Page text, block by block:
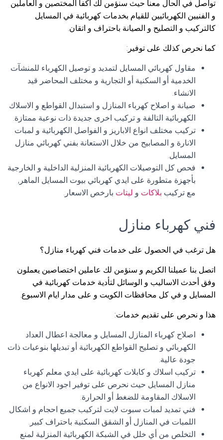
تواصل في الحال معنا حيث سنؤمن لك اكفأ المختصين و العاملين
و الفنيين الكهربائيين للقيام بخدمات كهربائية في المسايل
كالتركيب و التصليح و الصيانة باحتراف و اتقان.
كما نحرص كذلك على توفير:
مقاول كهربائي المسايل لتمديد و توصيل الكهرباء للمنشآت
الخدمية أو السكنية أو التجارية و مختلف المحاضر قيد
الانشاء.
صيانة و اصلاح كهرباء المنازل و استبدال القواطع و الاسلاك
الكهربائية التالفة و تركيب اخرى جديدة ذات نوعية ممتازة.
تركيب مختلف انواع الاباريز و الفواصل الكهربائية و لمبات
الانارة و المصابيح من خلال الاستعانة بفني كهربائي منازل
المسايل.
فحص كل التوصيلات الكهربائية المنزلية الداخلية و الخارجية
بأجهزة متطورة على ايدي كهربائي بيوت المسايل الماهر,
مع تركيب بلاكات و ليتات بارخص الاسعار.
فني كهرباء منازل
هل ترغب في الحصول على خدمات فني كهرباء منازل؟
اتصل بنا عميلنا الكريم و سنؤمن لك عاملين اختصاصين يعملون
وفق أحدث الاساليب و الوسائل لتأدية خدمات كهربائية في
المسايل و في كل محافظات الكويت و على مدار ايام الاسبوع.
هذا و نحرص على تقديم خدمات:
اصلاح كهرباء المنازل المسايل و معالجة اعطال العداد
الكهربائي و تصليح القواطع الكهربائية أو تبديلها بنوعيات ذات
جودة عالية.
تركيب اسلاك و كابلات كهربائية على ايدي معلم كهرباء
منازل المسايل حيث نحرص على توفير اجود الانواع من
الاسلاك المقاومة للضغط أو الحرارة.
فني تمديد لمبات سبوت لايت لتركيب جميع احجام و اشكال
اللمبات في المنازل أو الشقق السكنية باحتراف كبير.
التخلص من أي خلل في الشبكة الكهربائية المنزلية لمنع